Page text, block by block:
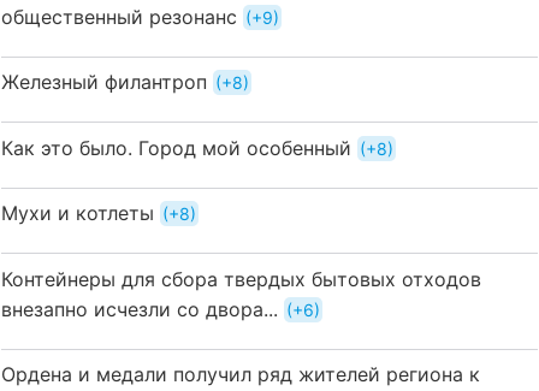
общественный резонанс
+9
Железный филантроп +8
Как это было. Город мой особенный +8
Мухи и котлеты +8
Контейнеры для сбора твердых бытовых отходов
внезапно исчезли со двора...
+6
Ордена и медали получил ряд жителей региона к